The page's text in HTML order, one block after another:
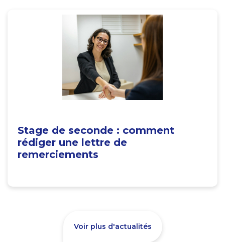
Stage de seconde : comment
rédiger une lettre de
remerciements
Voir plus d'actualités